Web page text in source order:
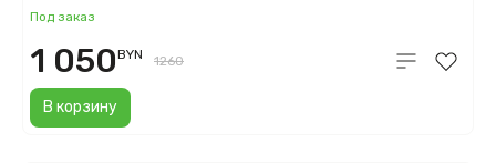
версия (вельветовый серый)
Под заказ
В корзину
1 050BYN 1260